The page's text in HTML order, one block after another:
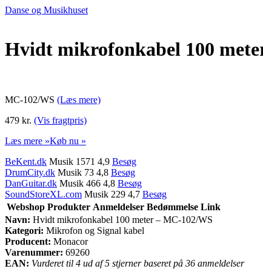
Danse og Musikhuset
Hvidt mikrofonkabel 100
MC-102/WS (Læs mere)
479 kr. (Vis fragtpris)
Læs mere »Køb nu »
BeKent.dk Musik 1571 4,9 Besøg
DrumCity.dk Musik 73 4,8 Besøg
DanGuitar.dk Musik 466 4,8 Besøg
SoundStoreXL.com Musik 229 4,7 Besøg
Webshop Produkter Anmeldelser Bedømmelse Link
Navn: Hvidt mikrofonkabel 100 meter – MC-102/WS
Kategori: Mikrofon og Signal kabel
Producent: Monacor
Varenummer: 69260
EAN: Vurderet til 4 ud af 5 stjerner baseret på 36 anmeldelser